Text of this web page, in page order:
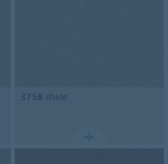
3758 shale